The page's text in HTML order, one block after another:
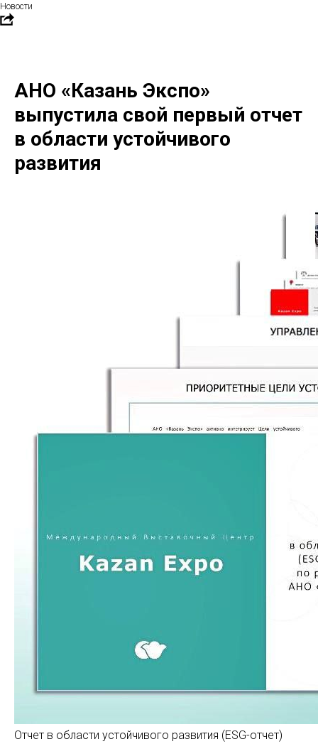
Новости
АНО «Казань Экспо»
выпустила свой первый отчет
в области устойчивого
развития
Отчет в области устойчивого развития (ESG-отчет)